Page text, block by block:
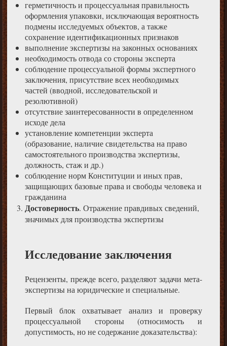
герметичность и процессуальная правильность
оформления упаковки, исключающая вероятность
подмены исследуемых объектов, а также
сохранение идентификационных признаков
выполнение экспертизы на законных основаниях
необходимость отвода со стороны эксперта
соблюдение процессуальной формы экспертного
заключения, присутствие всех необходимых
частей (вводной, исследовательской и
резолютивной)
отсутствие заинтересованности в определенном
исходе дела
установление компетенции эксперта
(образование, наличие свидетельства на право
самостоятельного производства экспертизы,
должность, стаж и др.)
соблюдение норм Конституции и иных прав,
защищающих базовые права и свободы человека и
гражданина
Достоверность. Отражение правдивых сведений,
значимых для производства экспертизы
Исследование заключения
Рецензенты, прежде всего, разделяют задачи мета-
экспертизы на юридические и специальные.
Первый блок охватывает анализ и проверку
процессуальной стороны (относимость и
допустимость, но не содержание доказательства):